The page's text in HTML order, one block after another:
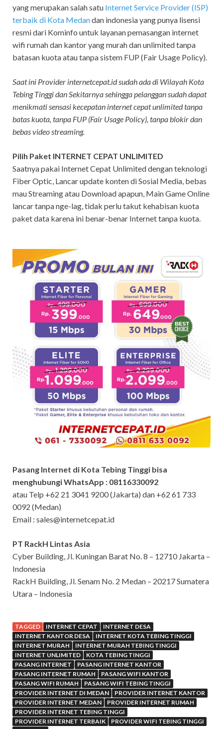
yang merupakan salah satu Internet Service Provider (ISP)
terbaik di Kota Medandan indonesia yang punya lisensi
resmi dari Kominfo untuk layanan pemasangan internet
wifi rumah dan kantor yang murah dan unlimited tanpa
batasan kuota atau tanpa sistem FUP (Fair Usage Policy).
Saat ini Provider internetcepat.id sudah ada di Wilayah Kota
Tebing Tinggi dan Sekitarnya sehingga pelanggan sudah dapat
menikmati sensasi kecepatan internet cepat unlimited tanpa
batas kuota, tanpa FUP (Fair Usage Policy), tanpa blokir dan
bebas video streaming.
Pilih Paket INTERNET CEPAT UNLIMITED
Saatnya pakai Internet Cepat Unlimited dengan teknologi
Fiber Optic, Lancar update konten di Sosial Media, bebas
mau Streaming atau Download apapun, Main Game Online
lancar tanpa nge-lag, tidak perlu takut kehabisan kuota
paket data karena ini benar-benar Internet tanpa kuota.
Pasang Internet di Kota Tebing Tinggi bisa
menghubungi WhatsApp : 08116330092
atau Telp +62 21 3041 9200 (Jakarta) dan +62 61 733
0092 (Medan)
Email : sales@internetcepat.id
PT RackH Lintas Asia
Cyber Building, Jl. Kuningan Barat No. 8 – 12710 Jakarta –
Indonesia
RackH Building, Jl. Senam No. 2 Medan – 20217 Sumatera
Utara – Indonesia
TAGGED INTERNET CEPAT
INTERNET DESA
INTERNET KANTOR DESA
INTERNET KOTA TEBING TINGGI
INTERNET MURAH
INTERNET MURAH TEBING TINGGI
INTERNET UNLIMITED
KOTA TEBING TINGGI
PASANG INTERNET
PASANG INTERNET KANTOR
PASANG INTERNET RUMAH
PASANG WIFI KANTOR
PASANG WIFI RUMAH
PASANG WIFI TEBING TINGGI
PROVIDER INTERNET DI MEDAN
PROVIDER INTERNET KANTOR
PROVIDER INTERNET MEDAN
PROVIDER INTERNET RUMAH
PROVIDER INTERNET TEBING TINGGI
PROVIDER INTERNET TERBAIK
PROVIDER WIFI TEBING TINGGI